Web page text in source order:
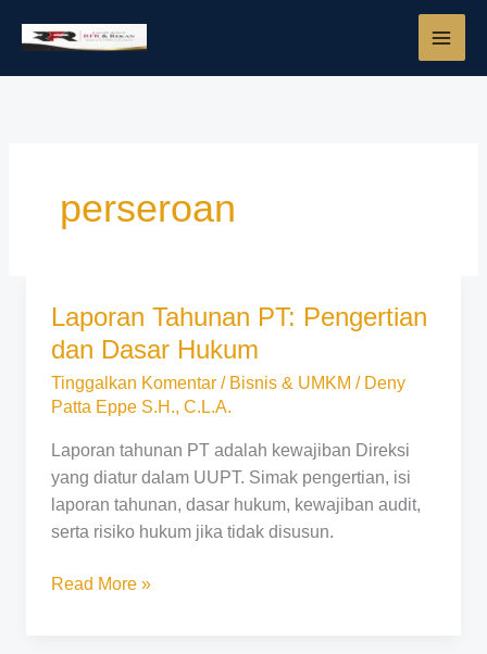
perseroan
Laporan Tahunan PT: Pengertian
dan Dasar Hukum
Tinggalkan Komentar / Bisnis & UMKM / Deny
Patta Eppe S.H., C.L.A.
Laporan tahunan PT adalah kewajiban Direksi
yang diatur dalam UUPT. Simak pengertian, isi
laporan tahunan, dasar hukum, kewajiban audit,
serta risiko hukum jika tidak disusun.
Laporan
Tahunan
Pengertian
Dasar
Hukum
Read More »